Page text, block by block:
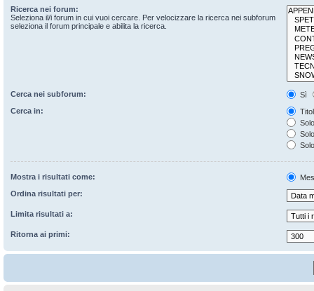
Ricerca nei forum:
Seleziona il/i forum in cui vuoi cercare. Per velocizzare la ricerca nei subforum
seleziona il forum principale e abilita la ricerca.
Cerca nei subforum:
Sì
Cerca in:
Mostra i risultati come:
Ordina risultati per:
Limita risultati a:
Ritorna ai primi: